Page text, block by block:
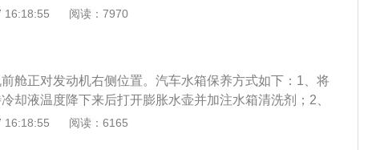
添加量在2.5升左右，添加时注意不要加的太满，以防溢
能改善清洁能力。4、玻璃水介绍：一般市场上的玻璃水
季用，在原成分基础上增加了除虫胶成分，可以更快速清
虫残留物，另外也对车前脸的飞虫残留痕迹有很好的清除
使用的防冻型玻璃水，保证在外界气温低于零下20℃时，
设施。在冬季天气寒冷而路上又需要清洗风挡玻璃时，玻
16:18:55 阅读：7970
舱正对发动机右侧位置。汽车水箱保养方式如下：1、将
却液温度降下来后打开膨胀水壶并加注水箱清洗剂；2、
风扇工作后再怠速运转5-10分钟；3、熄火并将车辆前保
16:18:55 阅读：6165